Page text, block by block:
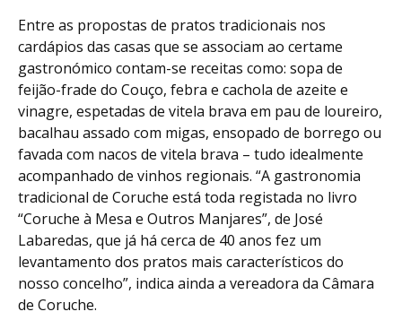
Entre as propostas de pratos tradicionais nos
cardápios das casas que se associam ao certame
gastronómico contam-se receitas como: sopa de
feijão-frade do Couço, febra e cachola de azeite e
vinagre, espetadas de vitela brava em pau de loureiro,
bacalhau assado com migas, ensopado de borrego ou
favada com nacos de vitela brava – tudo idealmente
acompanhado de vinhos regionais. “A gastronomia
tradicional de Coruche está toda registada no livro
“Coruche à Mesa e Outros Manjares”, de José
Labaredas, que já há cerca de 40 anos fez um
levantamento dos pratos mais característicos do
nosso concelho”, indica ainda a vereadora da Câmara
de Coruche.